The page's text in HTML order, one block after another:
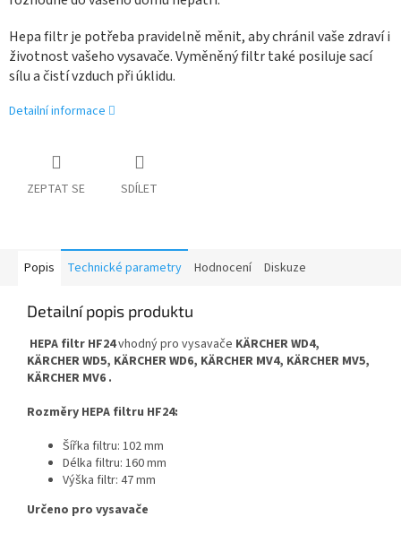
Hepa filtr je potřeba pravidelně měnit, aby chránil vaše zdraví i
životnost vašeho vysavače. Vyměněný filtr také posiluje sací
sílu a čistí vzduch při úklidu.
Detailní informace
ZEPTAT SE SDÍLET
Popis Technické parametry Hodnocení Diskuze
Detailní popis produktu
HEPA filtr HF24vhodný pro vysavače KÄRCHER WD4,
KÄRCHER WD5, KÄRCHER WD6, KÄRCHER MV4, KÄRCHER MV5,
KÄRCHER MV6 .
Rozměry HEPA filtru HF24:
Šířka filtru: 102 mm
Délka filtru: 160 mm
Výška filtr: 47 mm
Určeno pro vysavače